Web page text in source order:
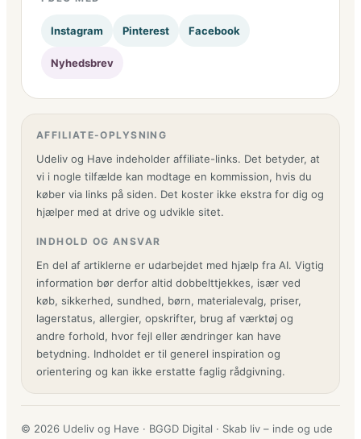
Instagram Pinterest Facebook
Nyhedsbrev
AFFILIATE-OPLYSNING
Udeliv og Have indeholder affiliate-links. Det betyder, at
vi i nogle tilfælde kan modtage en kommission, hvis du
køber via links på siden. Det koster ikke ekstra for dig og
hjælper med at drive og udvikle sitet.
INDHOLD OG ANSVAR
En del af artiklerne er udarbejdet med hjælp fra AI. Vigtig
information bør derfor altid dobbelttjekkes, især ved
køb, sikkerhed, sundhed, børn, materialevalg, priser,
lagerstatus, allergier, opskrifter, brug af værktøj og
andre forhold, hvor fejl eller ændringer kan have
betydning. Indholdet er til generel inspiration og
orientering og kan ikke erstatte faglig rådgivning.
© 2026 Udeliv og Have · BGGD Digital · Skab liv – inde og ude